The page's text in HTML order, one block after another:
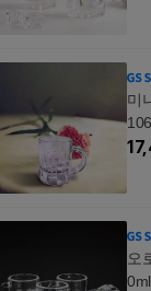
미
오